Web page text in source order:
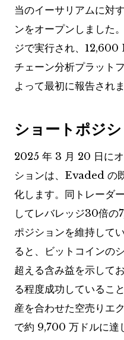
当のイーサリアムに対
ンをオープンしました
ジで実行され、
チェーン分析プラッ
よって最初に報告されま
ショートポジ
2025 年 3 月 20 日に
ションは、Evaded の
化します。同トレーダ
してレバレッジ30倍の
ポジションを維持して
ると、ビットコインの
超える含み益を示して
る程度成功しているこ
産を合わせた空売りエ
で約 9,700 万ドルに達